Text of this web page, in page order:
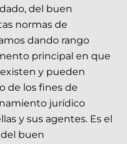
del buen
normas de
dando rango
principal en que
y pueden
de los fines de
jurídico
y sus agentes. Es el
buen